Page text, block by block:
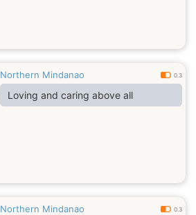
Northern Mindanao 0.3
Loving and caring above all
Northern Mindanao 0.3